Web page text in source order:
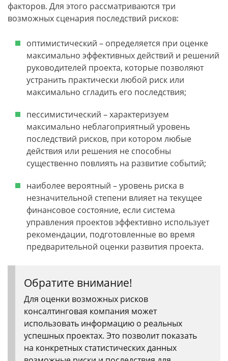
факторов. Для этого рассматриваются три
возможных сценария последствий рисков:
оптимистический – определяется при оценке
максимально эффективных действий и решений
руководителей проекта, которые позволяют
устранить практически любой риск или
максимально сгладить его последствия;
пессимистический – характеризуем
максимально неблагоприятный уровень
последствий рисков, при котором любые
действия или решения не способны
существенно повлиять на развитие событий;
наиболее вероятный – уровень риска в
незначительной степени влияет на текущее
финансовое состояние, если система
управления проектов эффективно использует
рекомендации, подготовленные во время
предварительной оценки развития проекта.
Обратите внимание!
Для оценки возможных рисков
консалтинговая компания может
использовать информацию о реальных
успешных проектах. Это позволит показать
на конкретных статистических данных